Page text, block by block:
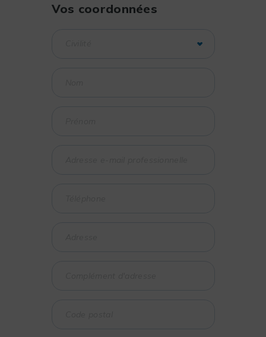
Vos coordonnées